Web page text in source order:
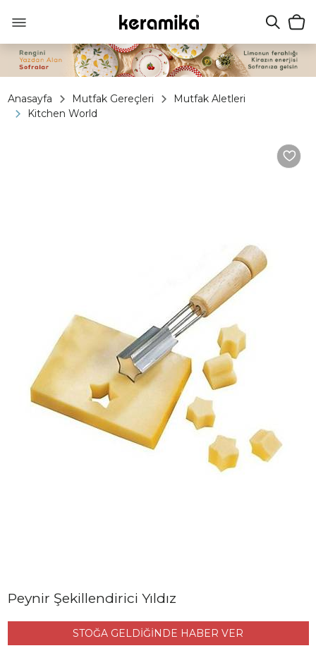
Anasayfa Mutfak Gereçleri
Mutfak Aletleri
Kitchen World
Peynir Şekillendirici Yıldız
STOĞA GELDİĞİNDE HABER VER